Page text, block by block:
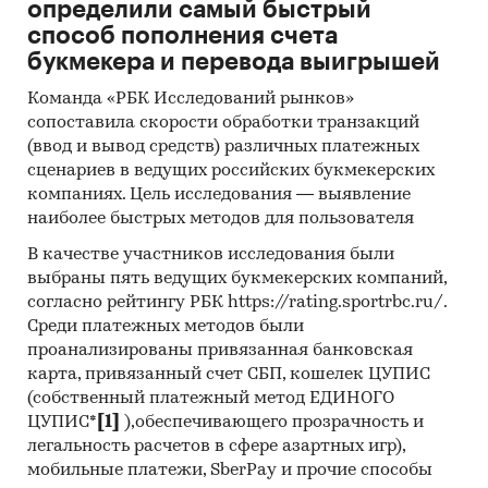
FRIEDRICHSHAFEN AG, BLS CORP, REG AUTO
(SHANGHAI) INDUSTRY LTD
экспортеры:
ООО `КИНЕШМА АУТОМОТИВ КОМПОНЕНТС`,
АО `ЛАДА-ИМИДЖ`, АО `АВТОВАЗ`, ООО `РУСЬ-
МАЙНИНГ`, JOHN DEERE AGRICULTURAL
HOLDINGS INC (ФИЛИАЛ), АО `ТК `АЛЬФА`, ИП
РУС`, ООО `ТД `НАЧАЛО`, АО
`ВНЕШНЕТОРГОВАЯ КОМПАНИЯ `КАМАЗ`, ООО
`МЕРИДИАН АНК`, ООО `ИНПЕТРО-ТРЕЙДИНГ`,
ООО `ВНЕШТОРГЭКСПОРТ`, ООО
`БЕЛАВТОМАШ`, АО `ГК `СОВРЕМЕННЫЕ
ТРАНСПОРТНЫЕ ТЕХНОЛОГИИ`, ООО
`КУРГАНСПЕЦМАШ`, ООО `АВТОМОБИЛЬНЫЙ
ЗАВОД `ГАЗ`, ООО `СФЕРА С`, ООО
`КОММЕРЧЕСКИЕ АВТОМОБИЛИ - ГРУППА ГАЗ`,
определили самый быстрый
способ пополнения счета
букмекера и перевода выигрышей
Команда «РБК Исследований рынков»
сопоставила скорости обработки транзакций
(ввод и вывод средств) различных платежных
сценариев в ведущих российских букмекерских
компаниях. Цель исследования — выявление
наиболее быстрых методов для пользователя
В качестве участников исследования были
выбраны пять ведущих букмекерских компаний,
согласно рейтингу РБК https://rating.sportrbc.ru/.
Среди платежных методов были
проанализированы привязанная банковская
карта, привязанный счет СБП, кошелек ЦУПИС
(собственный платежный метод ЕДИНОГО
ЦУПИС* [1]
),обеспечивающего прозрачность и
легальность расчетов в сфере азартных игр),
мобильные платежи, SberPay и прочие способы